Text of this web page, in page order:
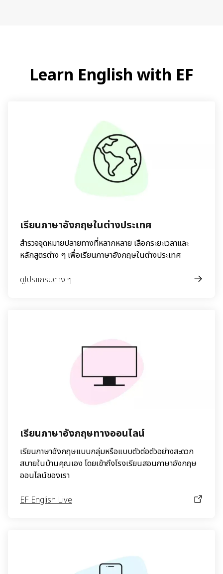
Learn English with EF
เรียนภาษาอังกฤษในต่างประเทศ
สำรวจจุดหมายปลายทางที่หลากหลาย เลือกระยะเวลาและ
หลักสูตรต่าง ๆ เพื่อเรียนภาษาอังกฤษในต่างประเทศ
ดูโปรแกรมต่าง ๆ
เรียนภาษาอังกฤษทางออนไลน์
เรียนภาษาอังกฤษแบบกลุ่มหรือแบบตัวต่อตัวอย่างสะดวก
สบายในบ้านคุณเอง โดยเข้าถึงโรงเรียนสอนภาษาอังกฤษ
ออนไลน์ของเรา
EF English Live